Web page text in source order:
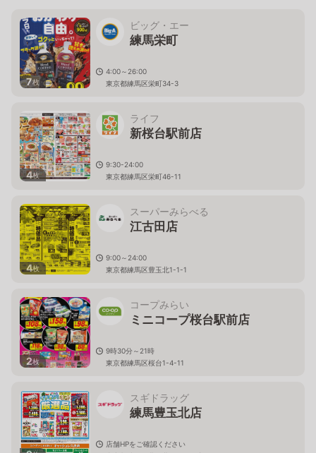
7枚
ビッグ・エー
練馬栄町
4:00～26:00
東京都練馬区栄町34-3
4枚
ライフ
新桜台駅前店
9:30-24:00
東京都練馬区栄町46-11
4枚
スーパーみらべる
江古田店
9:00～24:00
東京都練馬区豊玉北1-1-1
2枚
コープみらい
ミニコープ桜台駅前店
9時30分～21時
東京都練馬区桜台1-4-11
スギドラッグ
練馬豊玉北店
店舗HPをご確認ください